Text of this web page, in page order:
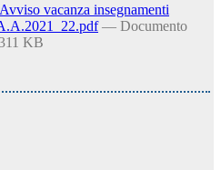
vacanza insegnamenti
— Documento
KB